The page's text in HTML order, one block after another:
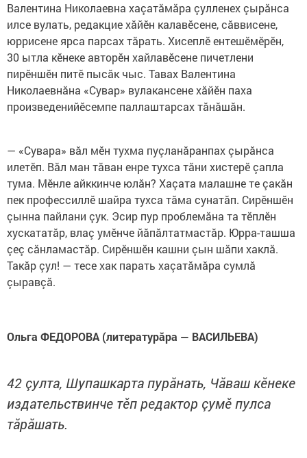
Валентина Николаевна хаçатăмăра çулленех çырăнса
илсе вулать, редакцие хăйӗн калавӗсене, сăввисене,
юррисене ярса парсах тăрать. Хисеплӗ ентешӗмӗрӗн,
30 ытла кӗнеке авторӗн хайлавӗсене пичетлени
пирӗншӗн питӗ пысăк чыс. Тавах Валентина
Николаевнăна «Сувар» вулакансене хăйӗн паха
произведенийӗсемпе паллаштарсах тăнăшăн.
— «Сувара» вăл мӗн тухма пуçланăранпах çырăнса
илетӗп. Вăл ман тăван енре тухса тăни хистерӗ çапла
тума. Мӗнле айккинче юлăн? Хаçата малашне те çакăн
пек профессиллӗ шайра тухса тăма сунатăп. Сирӗншӗн
çынна пайлани çук. Эсир пур проблемăна та тӗплӗн
хускататăр, влаç умӗнче йăпăлтатмастăр. Юрра-ташша
çеç сăнламастăр. Сирӗншӗн кашни çын шăпи хаклă.
Такăр çул! — тесе хак парать хаçатăмăра сумлă
çыравçă.
Ольга ФЕДОРОВА (литературăра — ВАСИЛЬЕВА)
42 çулта, Шупашкарта пурăнать, Чăваш кӗнеке
издательствинче тӗп редактор çумӗ пулса
тăрăшать.